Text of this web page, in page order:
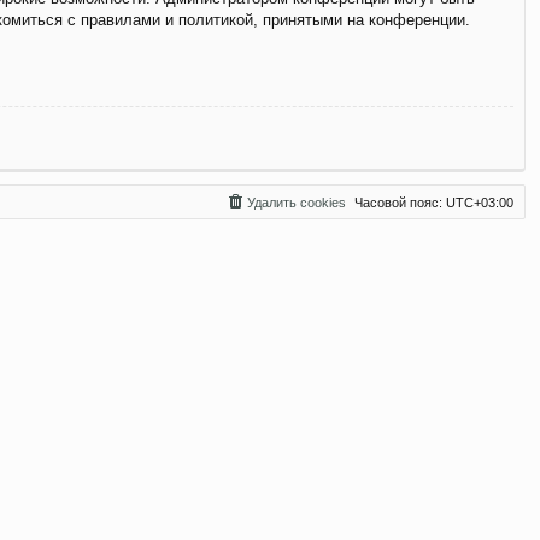
с правилами и политикой, принятыми на конференции.
Часовой пояс: UTC+03:00
Удалить cookies